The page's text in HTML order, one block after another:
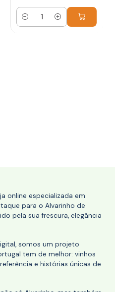
Quantidade
online especializada em
para o Alvarinho de
pela sua frescura, elegância
somos um projeto
tem de melhor: vinhos
e histórias únicas de